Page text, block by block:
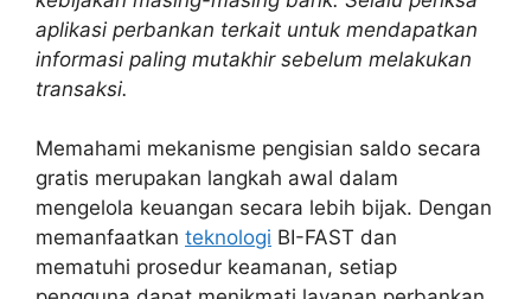
aplikasi perbankan terkait untuk mendapatkan
informasi paling mutakhir sebelum melakukan
transaksi.
Memahami mekanisme pengisian saldo secara
gratis merupakan langkah awal dalam
mengelola keuangan secara lebih bijak. Dengan
memanfaatkan teknologi BI-FAST dan
mematuhi prosedur keamanan, setiap